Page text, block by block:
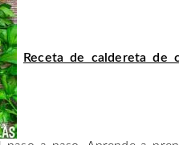
Receta de caldereta de